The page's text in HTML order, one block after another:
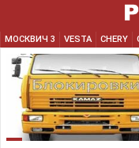
МОСКВИЧ 3 VESTA CHERY